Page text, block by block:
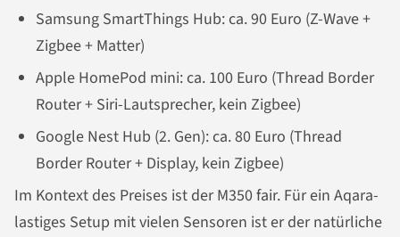
Samsung SmartThings Hub: ca. 90 Euro (Z-Wave +
Zigbee + Matter)
Apple HomePod mini: ca. 100 Euro (Thread Border
Router + Siri-Lautsprecher, kein Zigbee)
Google Nest Hub (2. Gen): ca. 80 Euro (Thread
Border Router + Display, kein Zigbee)
Im Kontext des Preises ist der M350 fair. Für ein Aqara-
lastiges Setup mit vielen Sensoren ist er der natürliche